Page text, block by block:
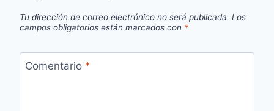
Tu dirección de correo electrónico no será publicada. Los
campos obligatorios están marcados con *
Comentario *